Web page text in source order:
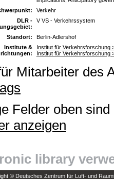
Verkehr
DLR -
V VS - Verkehrssystem
Standort:
Berlin-Adlershof
Institute &
Institut für Verkehrsforschung
Institut für Verkehrsforschung
Mitarbeiter des
Felder oben
anzeigen
library
© Deutsches Zentrum für Luft- und